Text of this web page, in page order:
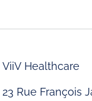
ViiV Healthcare
23 Rue François